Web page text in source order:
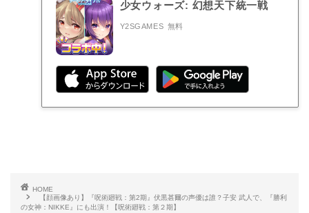
少女ウォーズ: 幻想天下統一戦
Y2SGAMES 無料
HOME
【顔画像あり】『呪術廻戦：第2期』伏黒甚爾の声優は誰？子安 武人で、『勝利
の女神：NIKKE』にも出演！【呪術廻戦：第２期】